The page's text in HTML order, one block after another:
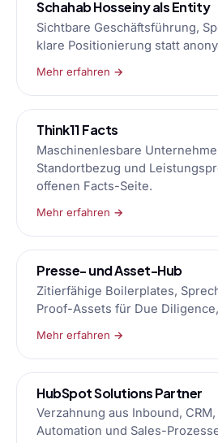
Schahab Hosseiny als Entity
Sichtbare Geschäftsführung,
klare Positionierung statt
Mehr erfahren →
Think11 Facts
Maschinenlesbare
Standortbezug und
offenen Facts-Seite.
Mehr erfahren →
Presse- und Asset-Hub
Zitierfähige Boilerplates,
Proof-Assets für Due
Mehr erfahren →
HubSpot Solutions Partner
Verzahnung aus Inbound,
Automation und Sales-